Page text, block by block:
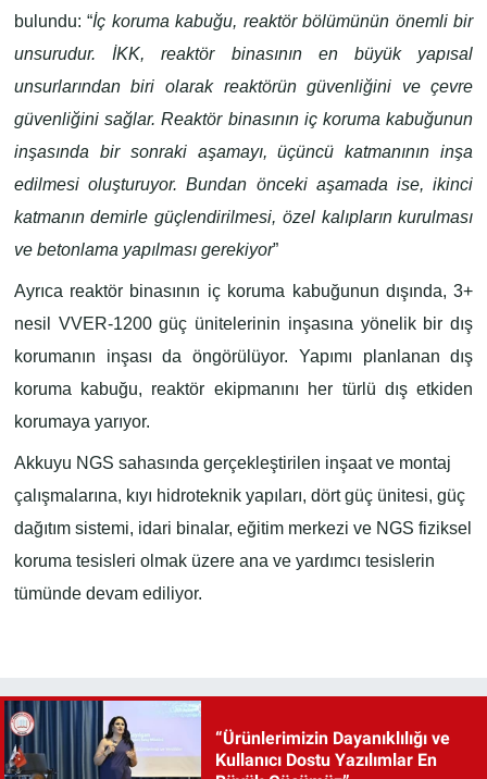
bulundu: “İç koruma kabuğu, reaktör bölümünün önemli bir
unsurudur. İKK, reaktör binasının en büyük yapısal
unsurlarından biri olarak reaktörün güvenliğini ve çevre
güvenliğini sağlar. Reaktör binasının iç koruma kabuğunun
inşasında bir sonraki aşamayı, üçüncü katmanının inşa
edilmesi oluşturuyor. Bundan önceki aşamada ise, ikinci
katmanın demirle güçlendirilmesi, özel kalıpların kurulması
ve betonlama yapılması gerekiyor”
Ayrıca reaktör binasının iç koruma kabuğunun dışında, 3+
nesil VVER-1200 güç ünitelerinin inşasına yönelik bir dış
korumanın inşası da öngörülüyor. Yapımı planlanan dış
koruma kabuğu, reaktör ekipmanını her türlü dış etkiden
korumaya yarıyor.
Akkuyu NGS sahasında gerçekleştirilen inşaat ve montaj
çalışmalarına, kıyı hidroteknik yapıları, dört güç ünitesi, güç
dağıtım sistemi, idari binalar, eğitim merkezi ve NGS fiziksel
koruma tesisleri olmak üzere ana ve yardımcı tesislerin
tümünde devam ediliyor.
“Ürünlerimizin Dayanıklılığı ve
Kullanıcı Dostu Yazılımlar En